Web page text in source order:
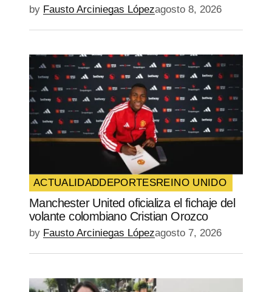
by Fausto Arciniegas Lópezagosto 8, 2026
ACTUALIDADDEPORTESREINO UNIDO
Manchester United oficializa el fichaje del
volante colombiano Cristian Orozco
by Fausto Arciniegas Lópezagosto 7, 2026